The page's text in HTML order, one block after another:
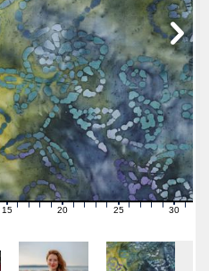
161718192021222324 25 2627282930 31